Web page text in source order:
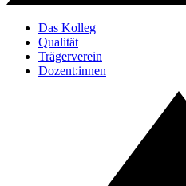
Das Kolleg
Qualität
Trägerverein
Dozent:innen